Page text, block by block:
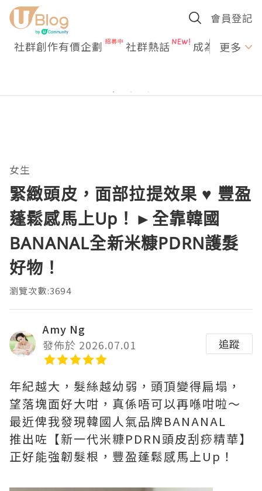
會員登記
社群創作有價企劃 社群熱話 成為U更多
女生
緊緻頭皮，面部拉提效果 ♥ 豐盈
蓬鬆感馬上Up！►全靠韓國
BANANAL全新米糠PDRN護髮
好物！
瀏覽次數:3694
Amy Ng
發佈於 2026.07.01
追蹤
年紀越大，髮絲越幼弱，頭頂變得扁塌，
望落塊面好大咁，真係唔可以再喺咁啦～
最近俾我發現韓國人氣品牌BANANAL
推出咗【新一代米糠PDRN頭皮刮痧精華】
正好能強韌髮根，豐盈蓬鬆感馬上Up！